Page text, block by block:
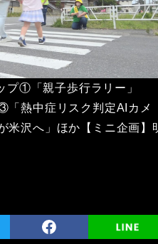
プ①「親子歩行ラリー」
熱中症リスク判定AIカメ
米沢へ」ほか【ミニ企画】